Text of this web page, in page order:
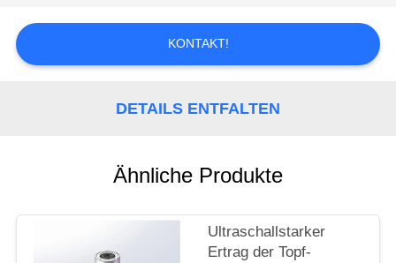
NACHRICHTEN
KONTAKT!
DETAILS ENTFALTEN
Ähnliche Produkte
Ultraschallstarker
Ertrag der Topf-